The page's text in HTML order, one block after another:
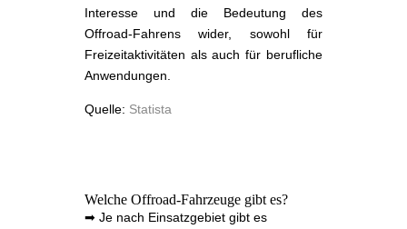
Interesse und die Bedeutung des
Offroad-Fahrens wider, sowohl für
Freizeitaktivitäten als auch für berufliche
Anwendungen.
Quelle: Statista
Welche Offroad-Fahrzeuge gibt es?
➡ Je nach Einsatzgebiet gibt es